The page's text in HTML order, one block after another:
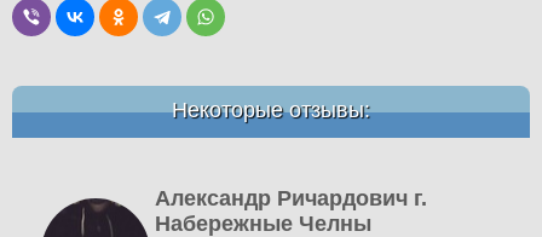
Некоторые отзывы:
Александр Ричардович г.
Набережные Челны